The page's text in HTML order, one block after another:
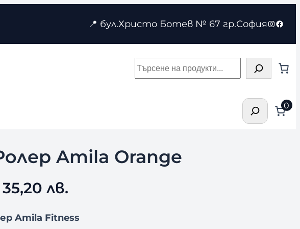
📍 бул.Христо Ботев № 67 гр.София
Търсене
Търсене0
Amila Orange
лв.
Amila Fitness